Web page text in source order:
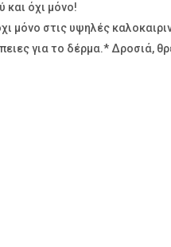
και όχι μόνο!
μόνο στις υψηλές
για το δέρμα.*